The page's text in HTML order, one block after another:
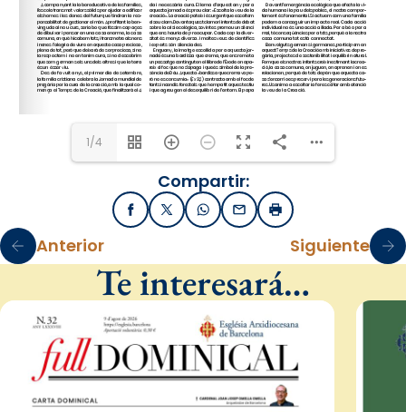
1/4
Compartir:
FacebookX / TwitterWhatsApp
EmailImprimir
Anterior Siguiente
Te interesará…